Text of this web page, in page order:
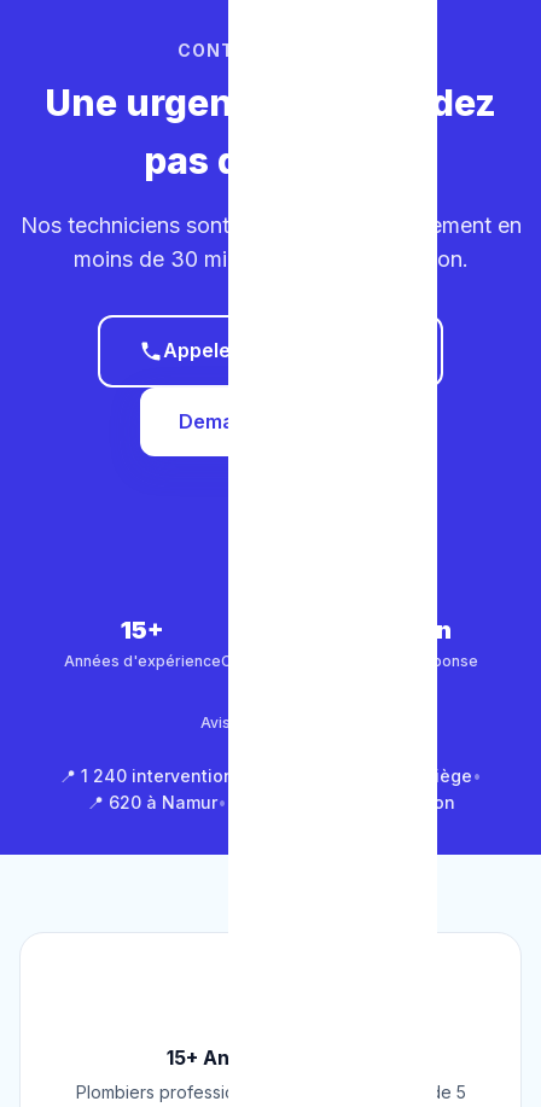
CONTACTEZ-NOUS
Une urgence ? Ne perdez
pas de temps.
Nos techniciens sont sur la route. Déplacement en
moins de 30 minutes dans votre région.
Appeler le 0465 68 51 58
Demander un devis
15+
Années d'expérienceClients satisfaits
30 min
Temps de réponse
Avis Google (500+)
📍 1 240 interventions à Bruxelles 📍 850 à Liège•
📍 620 à Namur• 📍 1 430 en Brabant Wallon
15+ Ans d'Expérience
Plombiers professionnels depuis 2009. Plus de 5